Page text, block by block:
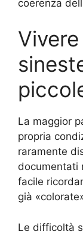
coerenza
La maggior
propria
raramente
documentati
facile
già
Le difficoltà